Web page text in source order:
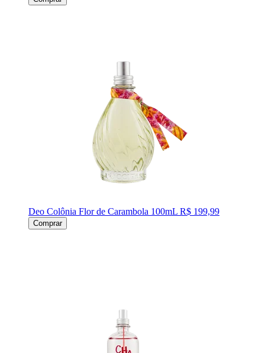
Deo Colônia Flor de Carambola 100mL R$ 199,99
Comprar